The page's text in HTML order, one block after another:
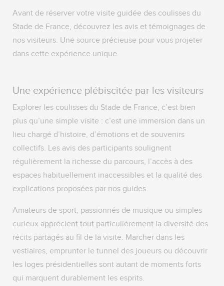
Avant de réserver votre visite guidée des coulisses du
Stade de France, découvrez les avis et témoignages de
nos visiteurs. Une source précieuse pour vous projeter
dans cette expérience unique.
Une expérience plébiscitée par les visiteurs
Explorer les coulisses du Stade de France, c’est bien
plus qu’une simple visite : c’est une immersion dans un
lieu chargé d’histoire, d’émotions et de souvenirs
collectifs. Les avis des participants soulignent
régulièrement la richesse du parcours, l’accès à des
espaces habituellement inaccessibles et la qualité des
explications proposées par nos guides.
Amateurs de sport, passionnés de musique ou simples
curieux apprécient tout particulièrement la diversité des
récits partagés au fil de la visite. Marcher dans les
vestiaires, emprunter le tunnel des joueurs ou découvrir
les loges présidentielles sont autant de moments forts
qui marquent durablement les esprits.